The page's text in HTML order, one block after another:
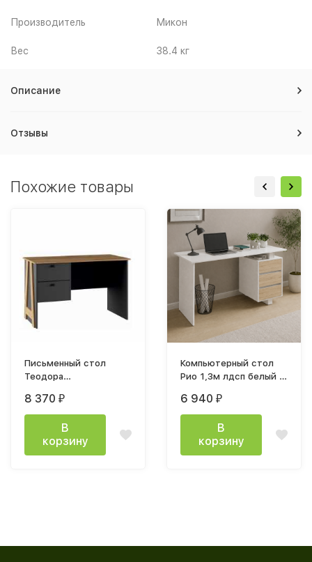
Производитель Микон
Вес 38.4 кг
Описание
Отзывы
Похожие товары
Письменный стол
Теодора
крафт / графит
8 370 ₽
В
корзину
Компьютерный стол
Рио 1,3м лдсп белый /
6 940 ₽
В
корзину